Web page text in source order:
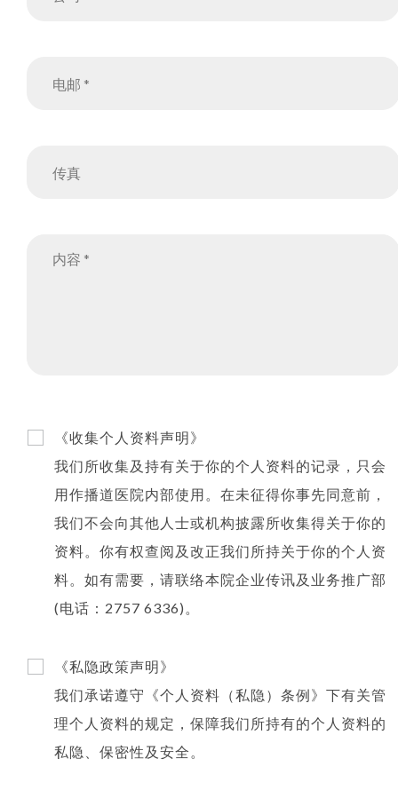
《收集个人资料声明》
我们所收集及持有关于你的个人资料的记录，只会
用作播道医院内部使用。在未征得你事先同意前，
我们不会向其他人士或机构披露所收集得关于你的
资料。你有权查阅及改正我们所持关于你的个人资
料。如有需要，请联络本院企业传讯及业务推广部
(电话：2757 6336)。
《私隐政策声明》
我们承诺遵守《个人资料（私隐）条例》下有关管
理个人资料的规定，保障我们所持有的个人资料的
私隐、保密性及安全。